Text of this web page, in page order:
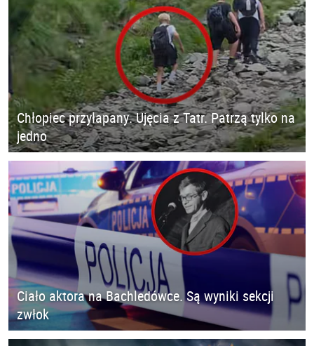
Chłopiec przyłapany. Ujęcia z Tatr. Patrzą tylko na
jedno
Ciało aktora na Bachledówce. Są wyniki sekcji
zwłok